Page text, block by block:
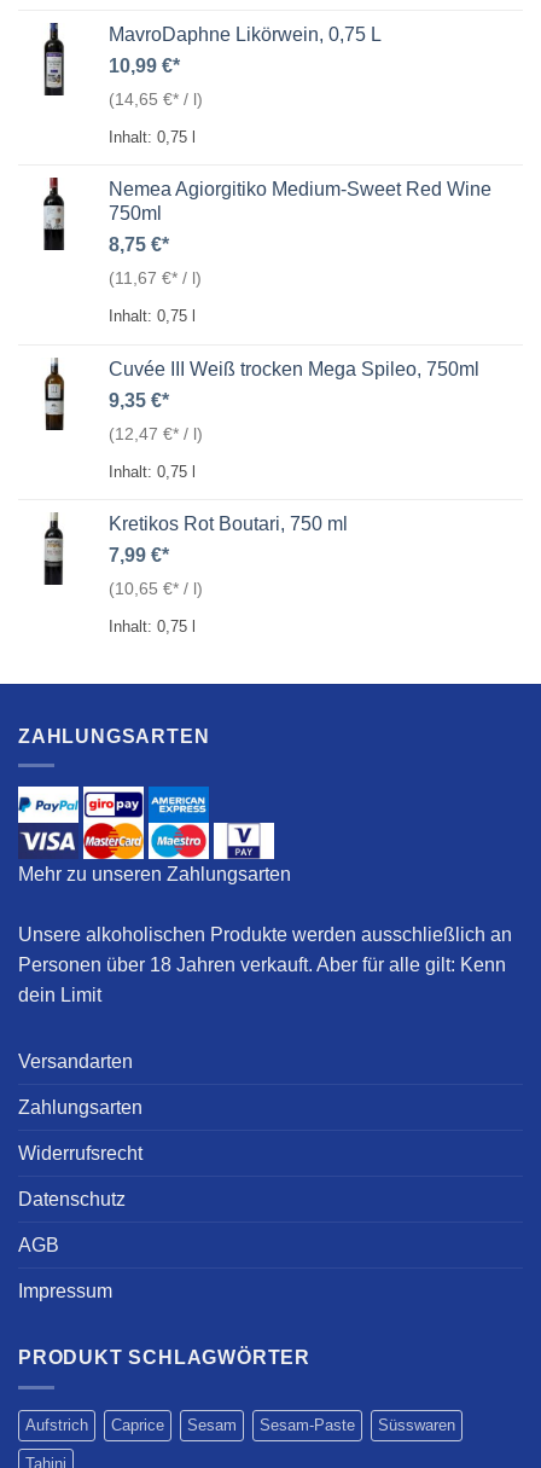
MavroDaphne Likörwein, 0,75 L
10,99 €
(14,65 € / l)
Inhalt: 0,75 l
Nemea Agiorgitiko Medium-Sweet Red Wine
750ml
8,75 €
(11,67 € / l)
Inhalt: 0,75
Cuvée III Weiß trocken Mega Spileo, 750ml
9,35 €
(12,47 € / l)
Inhalt: 0,75
Kretikos Rot Boutari, 750 ml
7,99 €
(10,65 € / l)
Inhalt: 0,75
ZAHLUNGSARTEN
Mehr zu unseren Zahlungsarten
Unsere alkoholischen Produkte werden ausschließlich an
Personen über 18 Jahren verkauft. Aber für alle gilt: Kenn
dein Limit
Versandarten
Zahlungsarten
Widerrufsrecht
Datenschutz
AGB
Impressum
PRODUKT SCHLAGWÖRTER
Aufstrich Caprice Sesam Sesam-Paste Süsswaren
Tahini